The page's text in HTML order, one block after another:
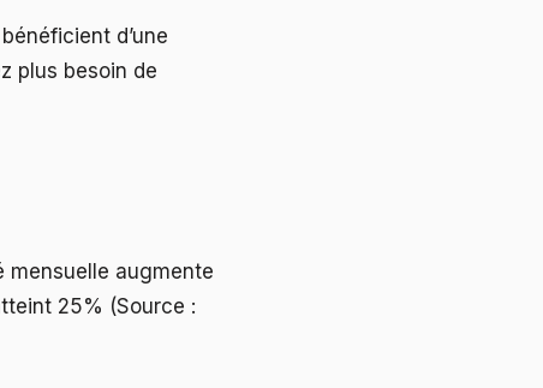
d’une
plus besoin de
mensuelle augmente
25% (Source :